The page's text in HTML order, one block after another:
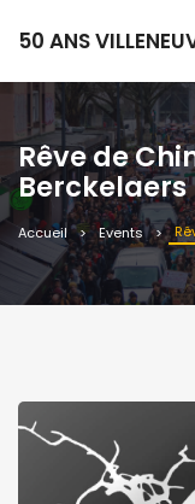
50 ANS
Rêve de
Berckelaers
Accueil Events